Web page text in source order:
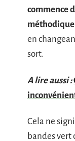
commence
en
sort.
A lire aussi :
Cela ne
bandes vert